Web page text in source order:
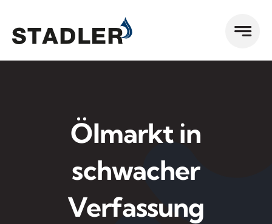
Inhalt
springen
Ölmarkt in
schwacher
Verfassung